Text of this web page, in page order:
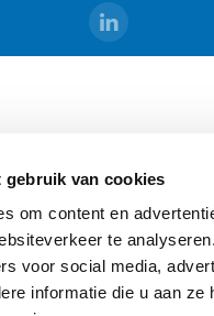
gebruik van cookies
om content en
te
voor social media,
informatie die u aan